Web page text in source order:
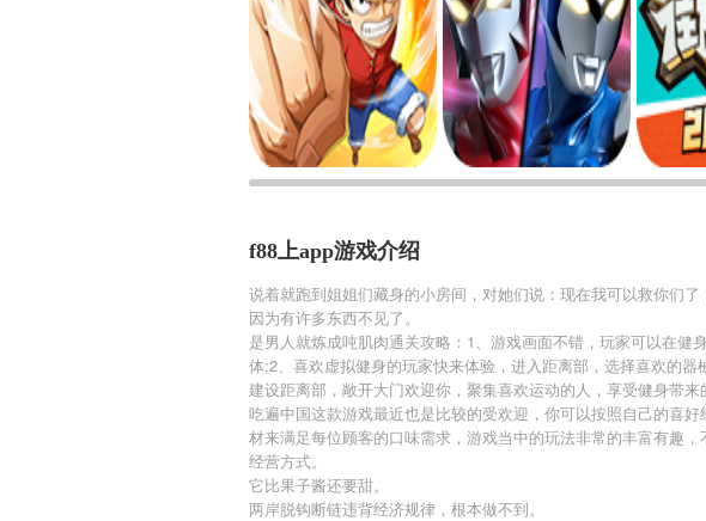
f88上app游戏介绍
说着就跑到姐姐们藏身的小房间，对她们说：现在我可以救你们了
因为有许多东西不见了。
是男人就炼成吨肌肉通关攻略：1、游戏画面不错，玩家可以在健
体;2、喜欢虚拟健身的玩家快来体验，进入距离部，选择喜欢的
建设距离部，敞开大门欢迎你，聚集喜欢运动的人，享受健身带来
吃遍中国这款游戏最近也是比较的受欢迎，你可以按照自己的喜
材来满足每位顾客的口味需求，游戏当中的玩法非常的丰富有趣
经营方式。
它比果子酱还要甜。
两岸脱钩断链违背经济规律，根本做不到。